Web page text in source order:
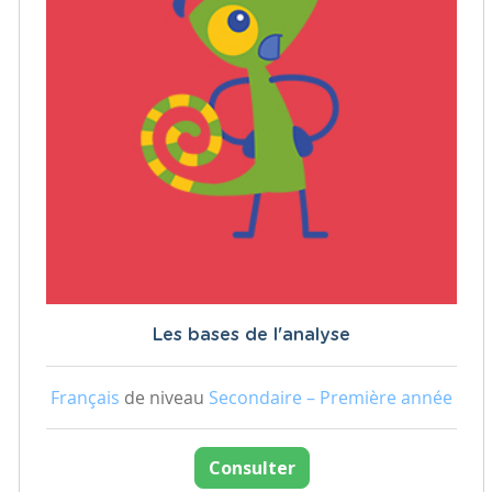
Les bases de l'analyse
Français de niveau Secondaire – Première année
Consulter